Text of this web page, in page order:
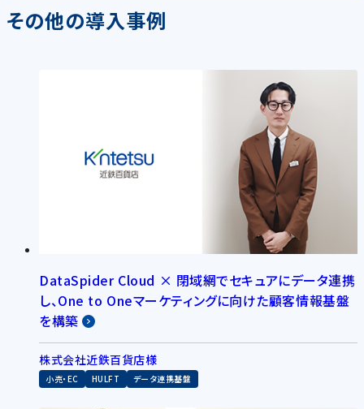
その他の導入事例
DataSpider Cloud × 閉域網でセキュアにデータ連携
し、One to Oneマーケティングに向けた顧客情報基盤
を構築
株式会社近鉄百貨店様
小売・EC HULFT データ連携基盤